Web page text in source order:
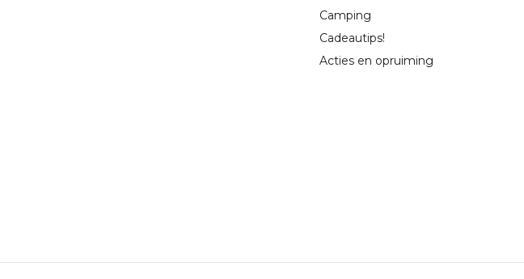
Camping
Cadeautips!
Acties en opruiming